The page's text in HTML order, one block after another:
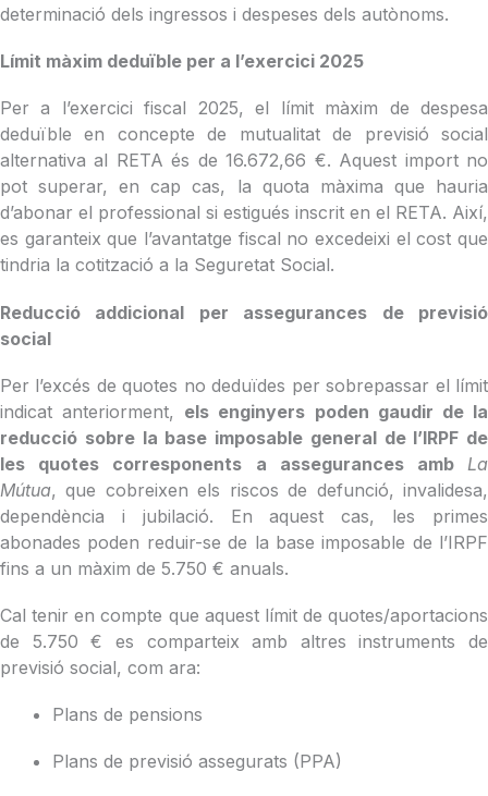
determinació dels ingressos i despeses dels autònoms.
Límit màxim deduïble per a l’exercici 2025
Per a l’exercici fiscal 2025, el límit màxim de despesa
deduïble en concepte de mutualitat de previsió social
alternativa al RETA és de 16.672,66 €. Aquest import no
pot superar, en cap cas, la quota màxima que hauria
d’abonar el professional si estigués inscrit en el RETA. Així,
es garanteix que l’avantatge fiscal no excedeixi el cost que
tindria la cotització a la Seguretat Social.
Reducció addicional per assegurances de previsió
social
Per l’excés de quotes no deduïdes per sobrepassar el límit
indicat anteriorment, els enginyers poden gaudir de la
reducció sobre la base imposable general de l’IRPF de
les quotes corresponents a assegurances amb La
Mútua, que cobreixen els riscos de defunció, invalidesa,
dependència i jubilació. En aquest cas, les primes
abonades poden reduir-se de la base imposable de l’IRPF
fins a un màxim de 5.750 € anuals.
Cal tenir en compte que aquest límit de quotes/aportacions
de 5.750 € es comparteix amb altres instruments de
previsió social, com ara:
Plans de pensions
Plans de previsió assegurats (PPA)